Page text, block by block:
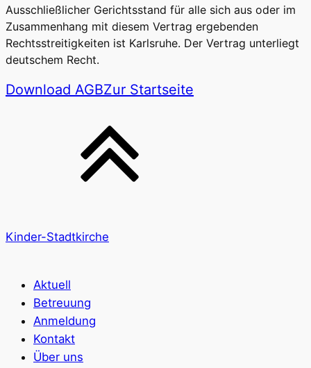
Ausschließlicher Gerichtsstand für alle sich aus oder im
Zusammenhang mit diesem Vertrag ergebenden
Rechtsstreitigkeiten ist Karlsruhe. Der Vertrag unterliegt
deutschem Recht.
Download AGBZur Startseite
Kinder-Stadtkirche
Aktuell
Betreuung
Anmeldung
Kontakt
Über uns